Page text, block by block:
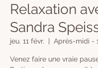
Relaxation
Sandra
jeu. 11 févr. Après-midi -
Venez faire une vraie